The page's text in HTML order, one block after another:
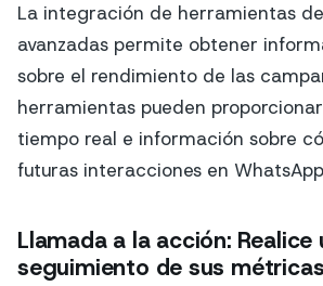
La integración de herramientas
avanzadas permite obtener
sobre el rendimiento de las
herramientas pueden
tiempo real e información sobre
futuras interacciones en
Llamada a la acción: Realice
seguimiento de sus métricas